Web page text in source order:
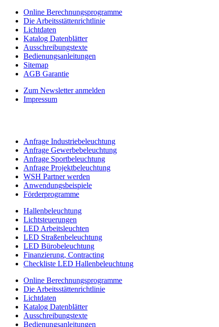
Online Berechnungsprogramme
Die Arbeitsstättenrichtlinie
Lichtdaten
Katalog Datenblätter
Ausschreibungstexte
Bedienungsanleitungen
Sitemap
AGB Garantie
Zum Newsletter anmelden
Impressum
Anfrage Industriebeleuchtung
Anfrage Gewerbebeleuchtung
Anfrage Sportbeleuchtung
Anfrage Projektbeleuchtung
WSH Partner werden
Anwendungsbeispiele
Förderprogramme
Hallenbeleuchtung
Lichtsteuerungen
LED Arbeitsleuchten
LED Straßenbeleuchtung
LED Bürobeleuchtung
Finanzierung, Contracting
Checkliste LED Hallenbeleuchtung
Online Berechnungsprogramme
Die Arbeitsstättenrichtlinie
Lichtdaten
Katalog Datenblätter
Ausschreibungstexte
Bedienungsanleitungen